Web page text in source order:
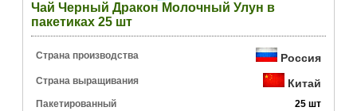
Чай Черный Дракон Молочный Улун в
пакетиках 25 шт
Страна производства Россия
Страна выращивания Китай
Пакетированный
25 шт